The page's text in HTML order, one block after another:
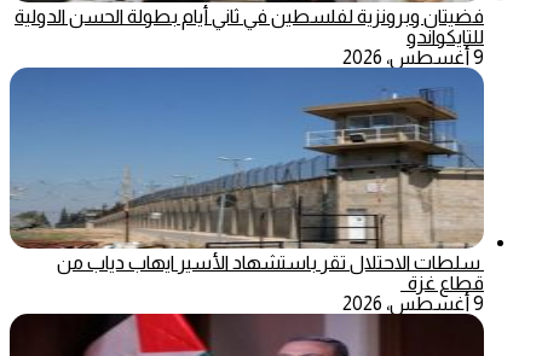
فضيتان وبرونزية لفلسطين في ثاني أيام بطولة الحسن الدولية
للتايكواندو
9 أغسطس، 2026
سلطات الاحتلال تقر باستشهاد الأسير ايهاب دياب من
قطاع غزة
9 أغسطس، 2026